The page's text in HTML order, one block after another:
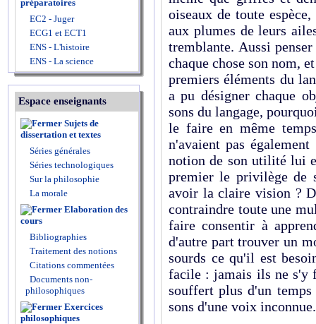
préparatoires
EC2 - Juger
ECG1 et ECT1
ENS - L'histoire
ENS - La science
Espace enseignants
Sujets de
dissertation et textes
Séries générales
Séries technologiques
Sur la philosophie
La morale
Elaboration des
cours
Bibliographies
Traitement des notions
Citations commentées
Documents non-
philosophiques
Exercices
philosophiques
oiseaux de toute
aux plumes de leurs
tremblante. Aussi
chaque chose son nom,
premiers éléments du
a pu désigner chaque
sons du langage,
le faire en même
n'avaient pas
notion de son utilité lui
premier le privilège de
avoir la claire vision ?
contraindre toute une
faire consentir à
d'autre part trouver un
sourds ce qu'il est
facile : jamais ils ne s'y
souffert plus d'un
sons d'une voix